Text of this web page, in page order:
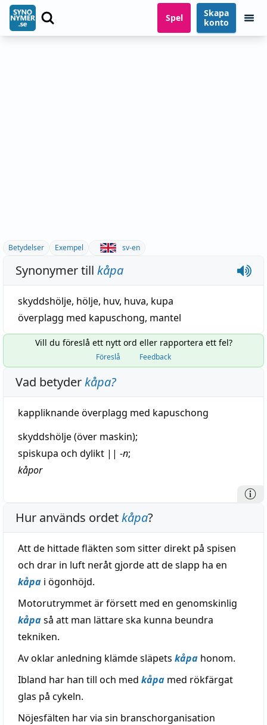
Spel
Skapa
konto
Betydelser Exempel sv-en
Synonymer till kåpa
skyddshölje, hölje, huv, huva, kupa
överplagg med kapuschong, mantel
Vill du föreslå ett nytt ord eller rapportera ett fel?
Föreslå Feedback
Vad betyderkåpa?
kappliknande överplagg med kapuschong
skyddshölje(över maskin);
spiskupa och dylikt || -n;
kåpor
Hur används ordetkåpa?
Att de hittade fläkten som sitter direkt på spisen
och drar in luft neråt gjorde att de slapp ha en
kåpa i ögonhöjd.
Motorutrymmet är försett med en genomskinlig
kåpaså att man lättare ska kunna beundra
tekniken.
Av oklar anledning klämde släpets kåpa honom.
Ibland har han till och med kåpa med rökfärgat
glas på cykeln.
Nöjesfälten har via sin branschorganisation